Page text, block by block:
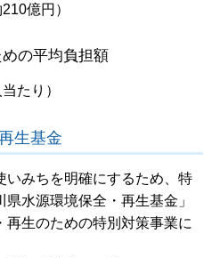
億円）
の平均負担額
たり）
生基金
いみちを明確にするため、特
水源環境保全・再生基金」
生のための特別対策事業に